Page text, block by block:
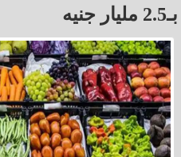
بـ2.5 مليار جنيه